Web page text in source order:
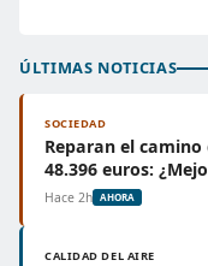
ÚLTIMAS NOTICIAS
SOCIEDAD
Reparan el
48.396 euros:
Hace 2h AHORA
CALIDAD DEL AIRE